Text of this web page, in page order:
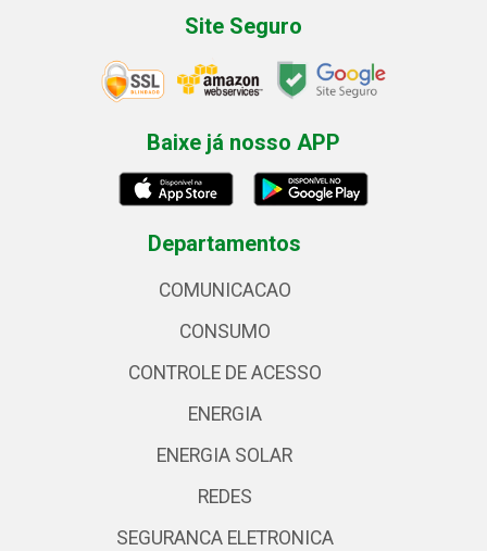
Site Seguro
Baixe já nosso APP
Departamentos
COMUNICACAO
CONSUMO
CONTROLE DE ACESSO
ENERGIA
ENERGIA SOLAR
REDES
SEGURANCA ELETRONICA